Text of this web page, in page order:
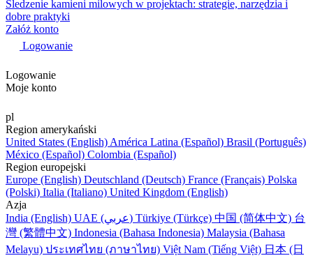
Śledzenie kamieni milowych w projektach: strategie, narzędzia i
dobre praktyki
Załóż konto
Logowanie
Logowanie
Moje konto
pl
Region amerykański
United States (English) América Latina (Español) Brasil (Português)
México (Español) Colombia (Español)
Region europejski
Europe (English) Deutschland (Deutsch) France (Français) Polska
(Polski) Italia (Italiano) United Kingdom (English)
Azja
India (English)
UAE (عربي) Türkiye (Türkçe) 中国 (简体中文) 台
灣 (繁體中文) Indonesia (Bahasa Indonesia) Malaysia (Bahasa
Melayu) ประเทศไทย (ภาษาไทย) Việt Nam (Tiếng Việt) 日本 (日